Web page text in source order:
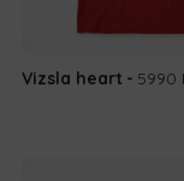
Vizsla heart 5990